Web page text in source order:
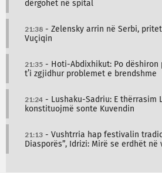
dërgohet në spital
21:38 - Zelensky arrin në Serbi,
Vuçiqin
21:35 - Hoti-Abdixhikut: Po dëshiron
t’i zgjidhur problemet e brendshme
21:24 - Lushaku-Sadriu: E thërrasim
konstituojmë sonte Kuvendin
21:13 - Vushtrria hap festivalin
Diasporës”, Idrizi: Mirë se erdhët